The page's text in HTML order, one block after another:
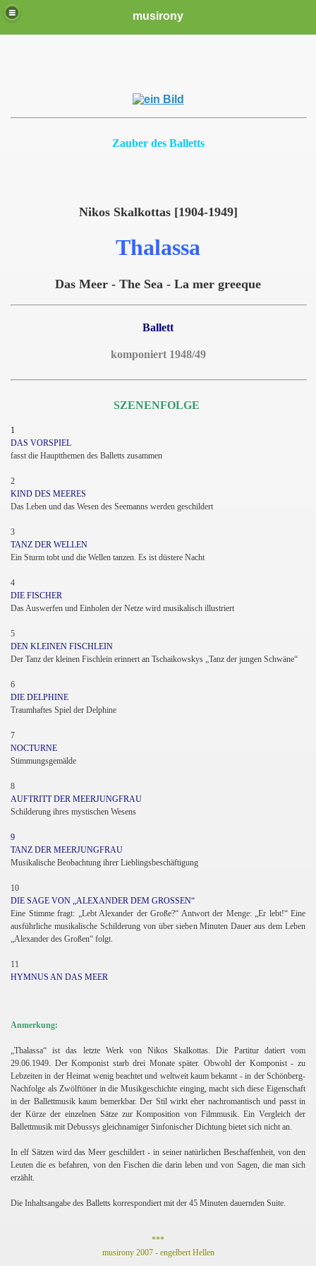
musirony
Zauber des Balletts
Nikos Skalkottas [1904-1949]
Thalassa
Das Meer - The Sea - La mer greeque
Ballett
komponiert 1948/49
SZENENFOLGE
1
DAS VORSPIEL
fasst die Hauptthemen des Balletts zusammen
2
KIND DES MEERES
Das Leben und das Wesen des Seemanns werden geschildert
3
TANZ DER WELLEN
Ein Sturm tobt und die Wellen tanzen. Es ist düstere Nacht
4
DIE FISCHER
Das Auswerfen und Einholen der Netze wird musikalisch illustriert
5
DEN KLEINEN FISCHLEIN
Der Tanz der kleinen Fischlein erinnert an Tschaikowskys „Tanz der jungen Schwäne“
6
DIE DELPHINE
Traumhaftes Spiel der Delphine
7
NOCTURNE
Stimmungsgemälde
8
AUFTRITT DER MEERJUNGFRAU
Schilderung ihres mystischen Wesens
9
TANZ DER MEERJUNGFRAU
Musikalische Beobachtung ihrer Lieblingsbeschäftigung
10
DIE SAGE VON „ALEXANDER DEM GROSSEN“
Eine Stimme fragt: „Lebt Alexander der Große?“ Antwort der Menge: „Er lebt!“ Eine
ausführliche musikalische Schilderung von über sieben Minuten Dauer aus dem Leben
„Alexander des Großen“ folgt.
11
HYMNUS AN DAS MEER
Anmerkung:
„Thalassa“ ist das letzte Werk von Nikos Skalkottas. Die Partitur datiert vom
29.06.1949. Der Komponist starb drei Monate später. Obwohl der Komponist - zu
Lebzeiten in der Heimat wenig beachtet und weltweit kaum bekannt - in der Schönberg-
Nachfolge als Zwölftöner in die Musikgeschichte einging, macht sich diese Eigenschaft
in der Ballettmusik kaum bemerkbar. Der Stil wirkt eher nachromantisch und passt in
der Kürze der einzelnen Sätze zur Komposition von Filmmusik. Ein Vergleich der
Ballettmusik mit Debussys gleichnamiger Sinfonischer Dichtung bietet sich nicht an.
In elf Sätzen wird das Meer geschildert - in seiner natürlichen Beschaffenheit, von den
Leuten die es befahren, von den Fischen die darin leben und von Sagen, die man sich
erzählt.
Die Inhaltsangabe des Balletts korrespondiert mit der 45 Minuten dauernden Suite.
***
musirony 2007 - engelbert Hellen